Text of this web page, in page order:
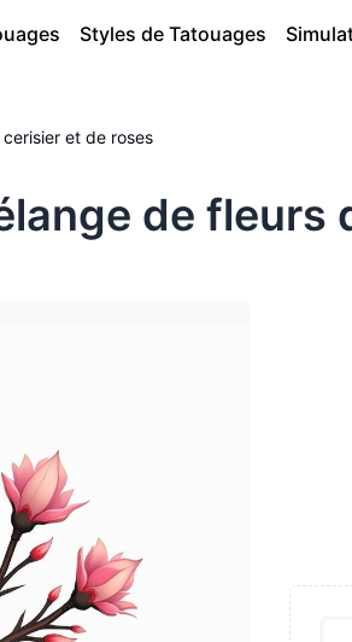
Styles de Tatouages
et de roses
de fleurs